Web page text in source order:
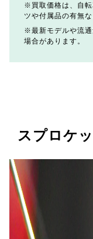
買取価格は、自
ツや付属品の有無
最新モデルや流
場合があります。
スプロケ